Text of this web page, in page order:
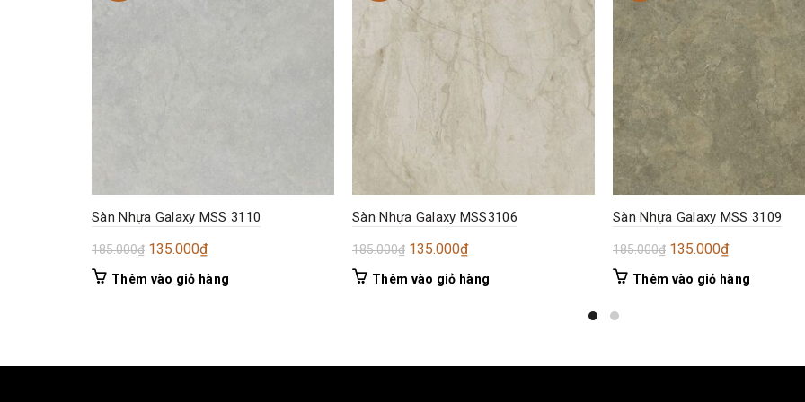
Sàn Nhựa Galaxy MSS 3110
185.000₫ Giá
gốc
135.000₫Giá
hiện
Thêm vào giỏ hàng
Sàn Nhựa Galaxy MSS3106
185.000₫ Giá
gốc
135.000₫Giá
hiện
Thêm vào giỏ hàng
Sàn Nhựa Galaxy MSS 3109
185.000₫ Giá
gốc
135.000₫Giá
hiện
Thêm vào giỏ hàng